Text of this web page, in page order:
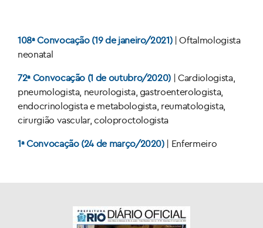
108ª Convocação (19 de janeiro/2021)| Oftalmologista
neonatal
72ª Convocação (1 de outubro/2020) | Cardiologista,
pneumologista, neurologista, gastroenterologista,
endocrinologista e metabologista, reumatologista,
cirurgião vascular, coloproctologista
1ª Convocação (24 de março/2020)| Enfermeiro